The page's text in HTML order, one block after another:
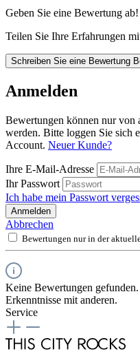
Geben Sie eine Bewertung ab!
Teilen Sie Ihre Erfahrungen
Schreiben Sie eine Bewertung
Anmelden
Bewertungen können nur von
werden. Bitte loggen Sie sich
Account. Neuer Kunde?
Ihre E-Mail-Adresse
Ihr Passwort
Ich habe mein Passwort
Anmelden
Abbrechen
Bewertungen nur in der
Keine Bewertungen
Erkenntnisse mit anderen.
Service